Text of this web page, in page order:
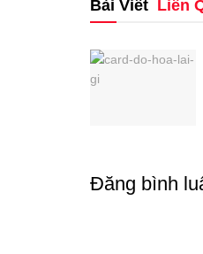
Bài Viết Liên
Đăng bình